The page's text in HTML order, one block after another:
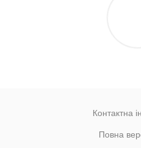
Контактна
Повна